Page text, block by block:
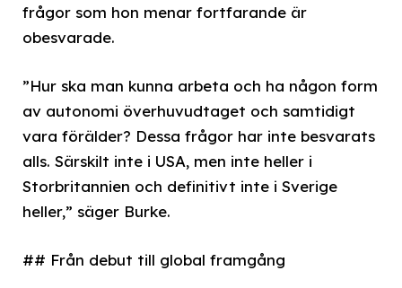
frågor som hon menar fortfarande är
obesvarade.
”Hur ska man kunna arbeta och ha någon form
av autonomi överhuvudtaget och samtidigt
vara förälder? Dessa frågor har inte besvarats
alls. Särskilt inte i USA, men inte heller i
Storbritannien och definitivt inte i Sverige
heller,” säger Burke.
## Från debut till global framgång